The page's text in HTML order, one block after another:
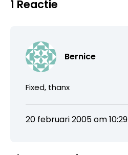
1 Reactie
Bernice
Fixed, thanx
20 februari 2005 om 10:29